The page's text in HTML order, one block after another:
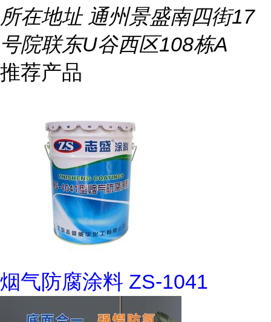
所在地址通州景盛南四街17
号院联东U谷西区108栋A
推荐产品
烟气防腐涂料 ZS-1041